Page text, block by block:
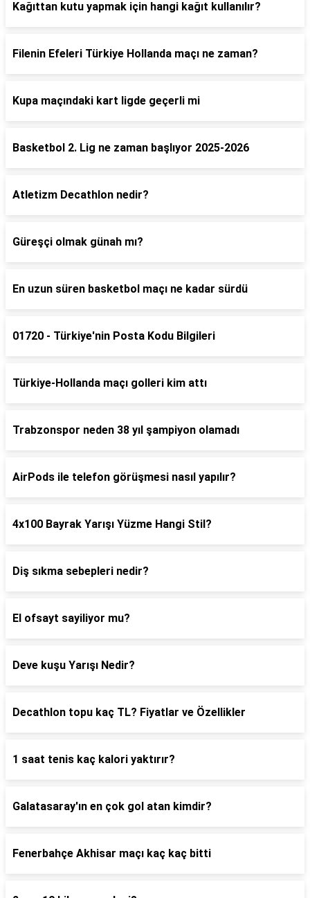
Kağıttan kutu yapmak için hangi kağıt kullanılır?
Filenin Efeleri Türkiye Hollanda maçı ne zaman?
Kupa maçındaki kart ligde geçerli mi
Basketbol 2. Lig ne zaman başlıyor 2025-2026
Atletizm Decathlon nedir?
Güreşçi olmak günah mı?
En uzun süren basketbol maçı ne kadar sürdü
01720 - Türkiye'nin Posta Kodu Bilgileri
Türkiye-Hollanda maçı golleri kim attı
Trabzonspor neden 38 yıl şampiyon olamadı
AirPods ile telefon görüşmesi nasıl yapılır?
4x100 Bayrak Yarışı Yüzme Hangi Stil?
Diş sıkma sebepleri nedir?
El ofsayt sayiliyor mu?
Deve kuşu Yarışı Nedir?
Decathlon topu kaç TL? Fiyatlar ve Özellikler
1 saat tenis kaç kalori yaktırır?
Galatasaray'ın en çok gol atan kimdir?
Fenerbahçe Akhisar maçı kaç kaç bitti